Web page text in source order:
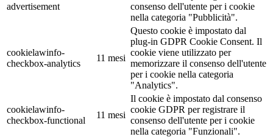
advertisement
consenso dell'utente per i cookie
nella categoria "Pubblicità".
cookielawinfo-
checkbox-analytics
11 mesi
Questo cookie è impostato dal
plug-in GDPR Cookie Consent. Il
cookie viene utilizzato per
memorizzare il consenso dell'utente
per i cookie nella categoria
"Analytics".
cookielawinfo-
checkbox-functional
11 mesi
Il cookie è impostato dal consenso
cookie GDPR per registrare il
consenso dell'utente per i cookie
nella categoria "Funzionali".